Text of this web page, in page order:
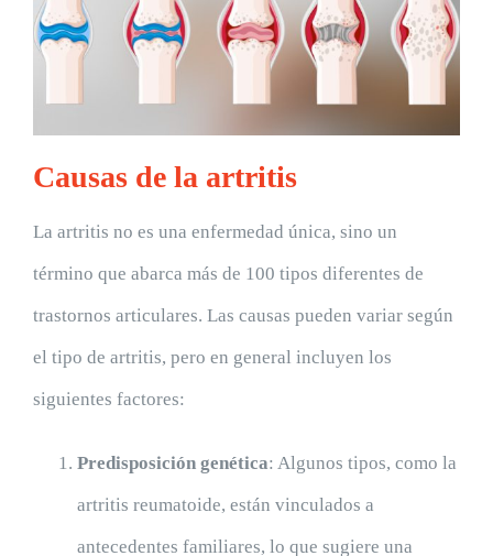
Causas de la artritis
La artritis no es una enfermedad única, sino un
término que abarca más de 100 tipos diferentes de
trastornos articulares. Las causas pueden variar según
el tipo de artritis, pero en general incluyen los
siguientes factores:
Predisposición genética: Algunos tipos, como la
artritis reumatoide, están vinculados a
antecedentes familiares, lo que sugiere una